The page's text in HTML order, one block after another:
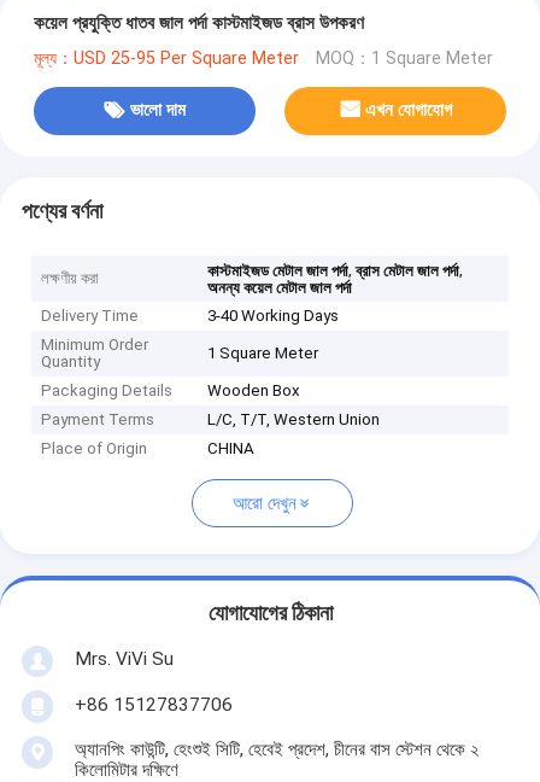
কয়েল প্রযুক্তি ধাতব জাল পর্দা কাস্টমাইজড ব্রাস উপকরণ
মূল্য：USD 25-95 Per Square Meter MOQ：1 Square Meter
ভালো দাম এখন যোগাযোগ
পণ্যের বর্ণনা
লক্ষণীয় করা কাস্টমাইজড মেটাল জাল পর্দা,ব্রাস মেটাল জাল পর্দা,
অনন্য কয়েল মেটাল জাল পর্দা
Delivery Time
3-40 Working Days
Minimum Order
Quantity
1 Square Meter
Packaging Details
Wooden Box
Payment Terms
L/C, T/T, Western Union
Place of Origin
CHINA
আরো দেখুন
যোগাযোগের ঠিকানা
Mrs. ViVi Su
+86 15127837706
অ্যানপিং কাউন্টি, হেংশুই সিটি, হেবেই প্রদেশ, চীনের বাস স্টেশন থেকে ২
কিলোমিটার দক্ষিণে